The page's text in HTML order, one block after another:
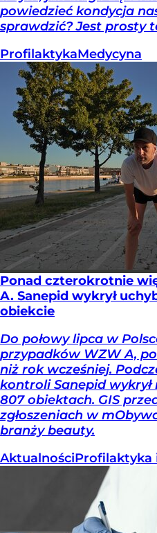
powiedzieć kondycja
sprawdzić? Jest prosty
ProfilaktykaMedycyna
Ponad czterokrotnie
A. Sanepid wykrył
obiekcie
Do połowy lipca w
przypadków WZW A,
niż rok wcześniej.
kontroli Sanepid
807 obiektach. GIS
zgłoszeniach w
branży beauty.
AktualnościProfilaktyka